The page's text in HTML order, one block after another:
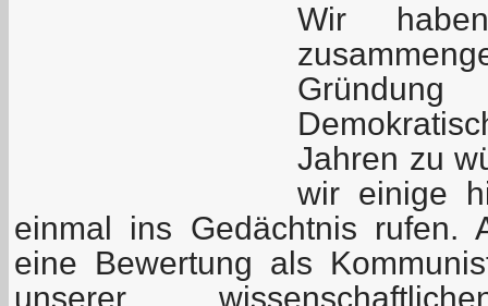
Wir
Jahren zu
wir einige
einmal ins Gedächtnis rufen.
eine Bewertung als
unserer